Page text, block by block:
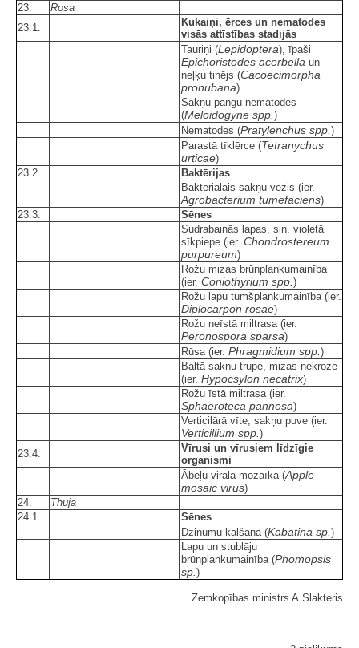
23.
Rosa
23.1.
Kukaiņi, ērces un nematodes
visās attīstības stadijās
Tauriņi (Lepidoptera), īpaši
Epichoristodes acerbella un
neļķu tinējs (Cacoecimorpha
pronubana)
Sakņu pangu nematodes
(Meloidogyne spp. )
Nematodes (Pratylenchus spp. )
Parastā tīklērce (Tetranychus
urticae)
23.2.
Baktērijas
Bakteriālais sakņu vēzis (ier.
Agrobacterium tumefaciens)
23.3.
Sēnes
Sudrabainās lapas, sin. violetā
sīkpiepe (ier. Chondrostereum
purpureum)
Rožu mizas brūnplankumainība
(ier. Coniothyrium spp. )
Rožu lapu tumšplankumainība (ier.
Diplocarpon rosae)
Rožu neīstā miltrasa (ier.
Peronospora sparsa)
Rūsa (ier. Phragmidium spp. )
Baltā sakņu trupe, mizas nekroze
(ier. Hypocsylon necatrix)
Rožu īstā miltrasa (ier.
Sphaeroteca pannosa)
Verticilārā vīte, sakņu puve (ier.
Verticillium spp. )
23.4.
Vīrusi un vīrusiem līdzīgie
organismi
Ābeļu virālā mozaīka (Apple
mosaic virus)
24.
Thuja
24.1.
Sēnes
Dzinumu kalšana (Kabatina sp. )
Lapu un stublāju
brūnplankumainība (Phomopsis
sp. )
Zemkopības ministrs A.Slakteris